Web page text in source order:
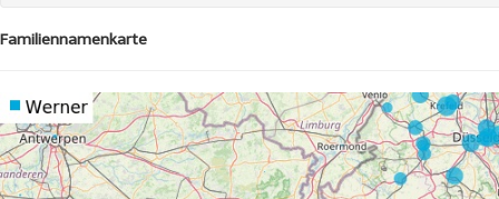
Familiennamenkarte